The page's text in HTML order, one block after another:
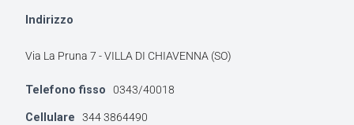
Indirizzo
Via La Pruna 7 - VILLA DI CHIAVENNA (SO)
Telefono fisso 0343/40018
Cellulare 344 3864490